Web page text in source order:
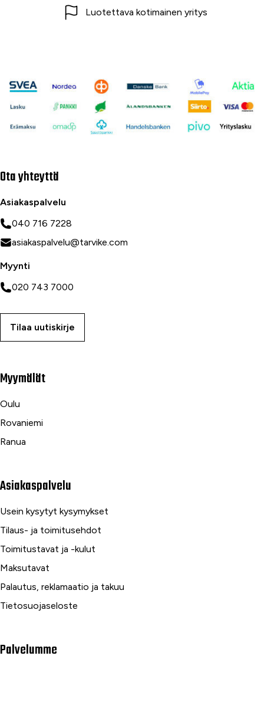
Luotettava kotimainen yritys
Ota yhteyttä
Asiakaspalvelu
040 716 7228
asiakaspalvelu@tarvike.com
Myynti
020 743 7000
Tilaa uutiskirje
Myymälät
Oulu
Rovaniemi
Ranua
Asiakaspalvelu
Usein kysytyt kysymykset
Tilaus- ja toimitusehdot
Toimitustavat ja -kulut
Maksutavat
Palautus, reklamaatio ja takuu
Tietosuojaseloste
Palvelumme